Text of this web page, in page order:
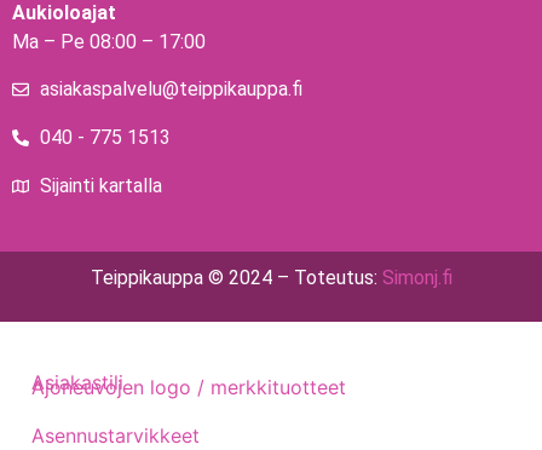
Aukioloajat
Ma – Pe 08:00 – 17:00
asiakaspalvelu@teippikauppa.fi
040 - 775 1513
Sijainti kartalla
Teippikauppa © 2024 – Toteutus: Simonj.fi
Ajoneuvojen logo / merkkituotteet
Asennustarvikkeet
Asiakastili